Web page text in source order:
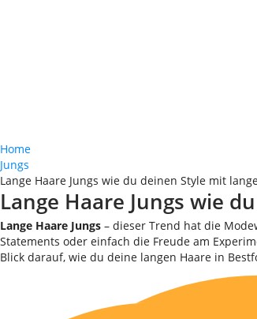
Home
Jungs
Lange Haare Jungs wie du deinen Style mit
Lange Haare Jungs wie
Lange Haare Jungs – dieser Trend hat die
Statements oder einfach die Freude am
Blick darauf, wie du deine langen Haare in